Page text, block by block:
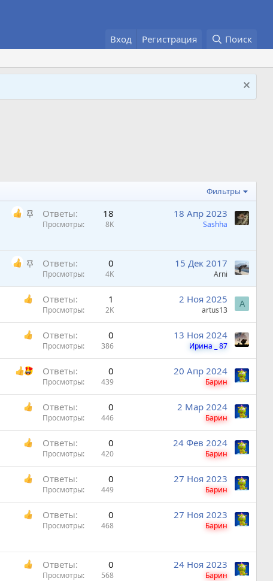
Вход Регистрация Поиск
Фильтры
З
р
е
л
о
Ответы 18
Просмотры 8K
18 Апр 2023
Sashha
З
к
п
о
Ответы 0
Просмотры 4K
15 Дек 2017
Arni
Ответы 1
Просмотры 2K
2 Ноя 2025
artus13
A
Ответы 0
Просмотры 386
13 Ноя 2024
Ирина _ 87
Ответы 0
Просмотры 439
20 Апр 2024
Барин
Ответы 0
Просмотры 446
2 Мар 2024
Барин
Ответы 0
Просмотры 420
24 Фев 2024
Барин
Ответы 0
Просмотры 449
27 Ноя 2023
Барин
Ответы 0
Просмотры 468
27 Ноя 2023
Барин
Ответы 0
Просмотры 568
24 Ноя 2023
Барин